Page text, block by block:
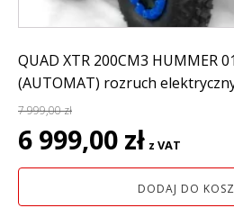
QUAD XTR 200CM3 HUMMER
(AUTOMAT) rozruch
7 999,00zł
Pierwotna
cena
wynosiła:
6 999,00 zł cena
wynosi:
6
z VAT
DODAJ DO